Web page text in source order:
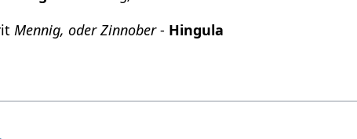
Mennig, oder Zinnober- Hingula